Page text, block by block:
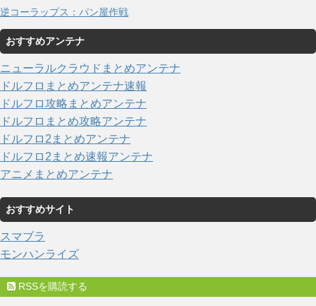
逆コーラップス：パン屋作戦
おすすめアンテナ
ニューラルクラウドまとめアンテナ
ドルフロまとめアンテナ速報
ドルフロ攻略まとめアンテナ
ドルフロまとめ攻略アンテナ
ドルフロ2まとめアンテナ
ドルフロ2まとめ速報アンテナ
アニメまとめアンテナ
おすすめサイト
スマブラ
モンハンライズ
RSSを購読する